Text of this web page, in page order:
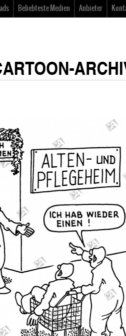
Beliebteste Medien Anbieter